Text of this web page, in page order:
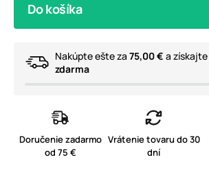
Do košíka
Nakúpte ešte za 75,00 € a získajte
zdarma
Doručenie zadarmo
od 75 €
Vrátenie tovaru do 30
dní